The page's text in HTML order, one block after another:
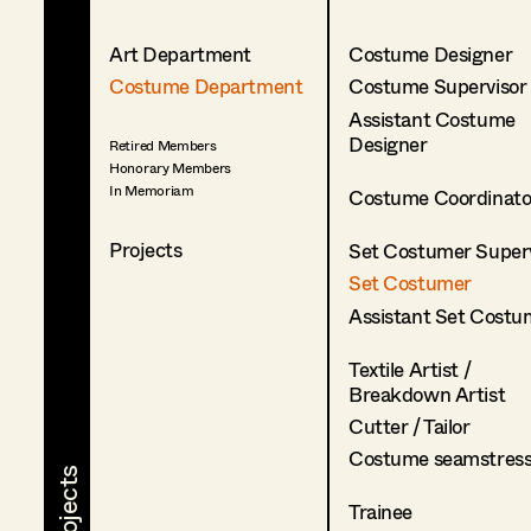
Art Department
Costume Department
Retired Members
Honorary Members
In Memoriam
Projects
Costume Designer
Costume Supervisor
Assistant Costume
Designer
Costume
Set Costumer
Set Costumer
Assistant Set
Textile Artist /
Breakdown Artist
Cutter / Tailor
Costume
Trainee